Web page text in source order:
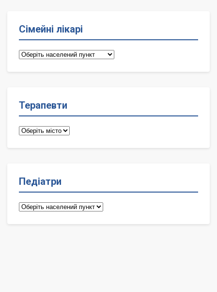
Сімейні лікарі
Сімейні
Терапевти
Терапевти
Педіатри
Педіатри